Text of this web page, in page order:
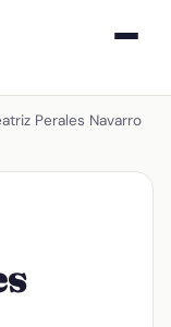
Perales Navarro